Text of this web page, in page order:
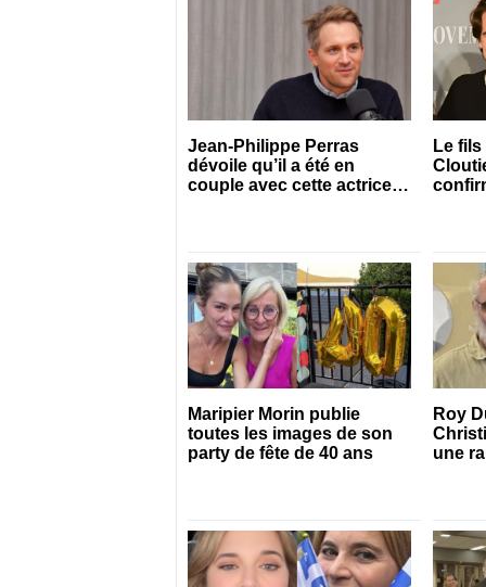
Jean-Philippe Perras
dévoile qu’il a été en
couple avec cette actrice
Le
Maripier Morin publie
toutes les images de son
party de fête de 40 ans
Roy
une